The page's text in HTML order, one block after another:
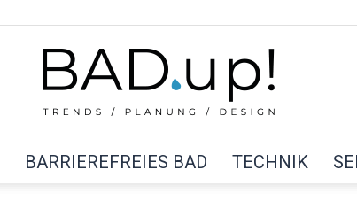
BARRIEREFREIES BAD TECHNIK